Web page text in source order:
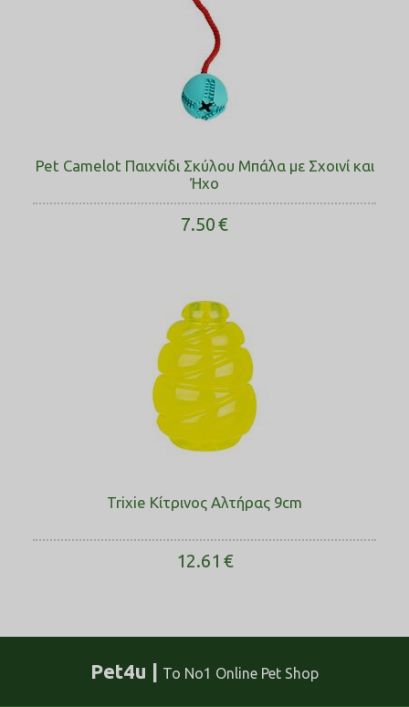
Pet Camelot Παιχνίδι Σκύλου Μπάλα με Σχοινί και
Ήχο
7.50€
Trixie Κίτρινος Αλτήρας 9cm
12.61 €
Pet4u | Το No1 Online Pet Shop